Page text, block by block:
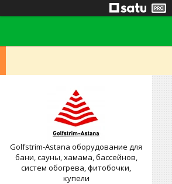
Golfstrim-Astana оборудование для
бани, сауны, хамама, бассейнов,
систем обогрева, фитобочки,
купели